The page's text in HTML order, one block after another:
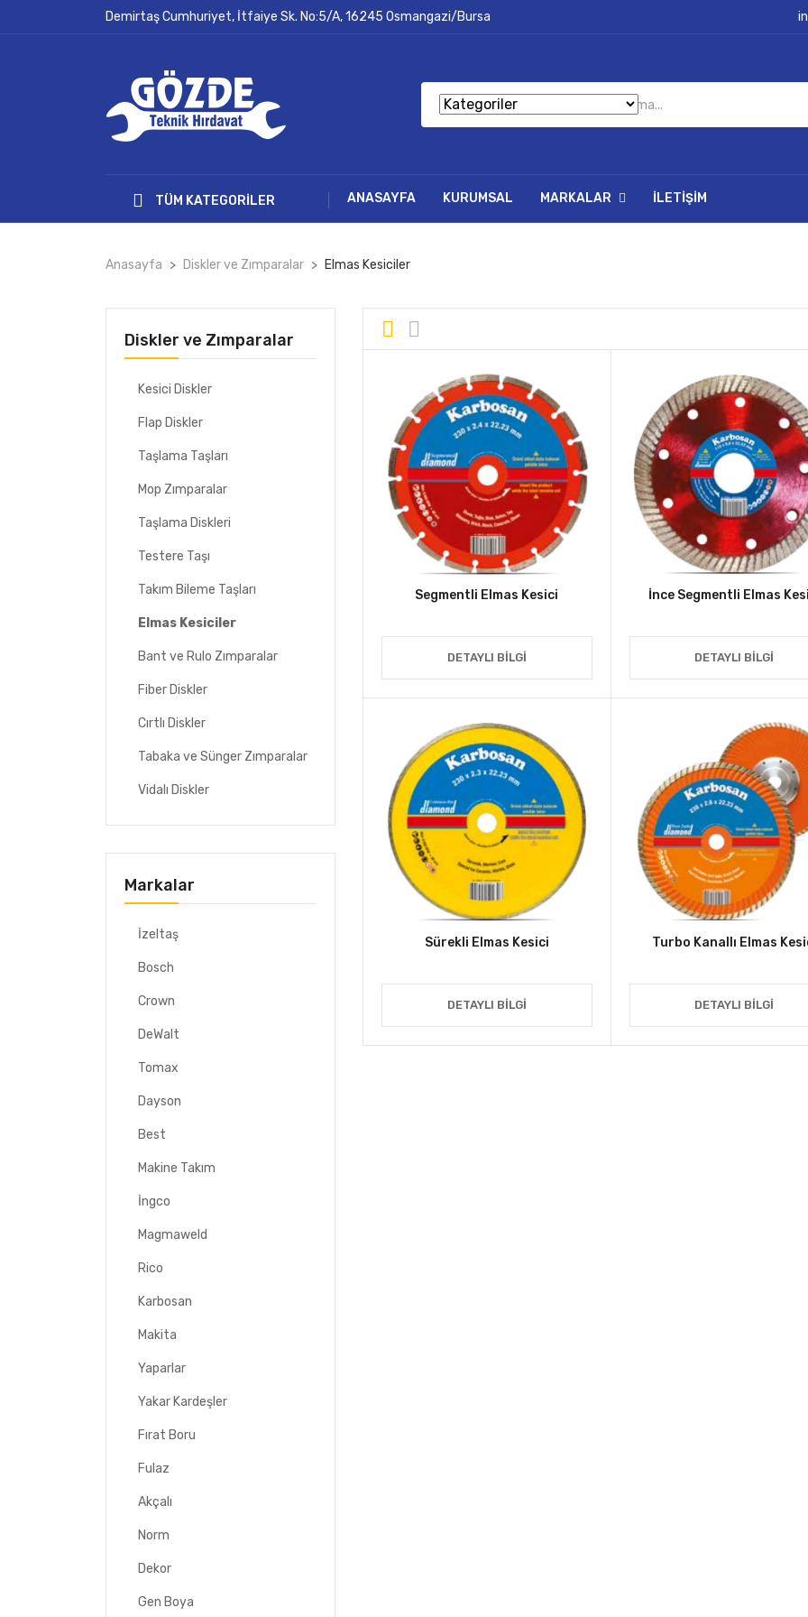
Demirtaş Cumhuriyet, İtfaiye Sk. No:5/A, 16245 Osmangazi/Bursa
TÜM KATEGORILER ANASAYFA KURUMSAL MARKALAR İLETIŞIM
Anasayfa Diskler ve Zımparalar Elmas Kesiciler
Diskler ve Zımparalar
Kesici Diskler
Flap Diskler
Taşlama Taşları
Mop Zımparalar
Taşlama Diskleri
Testere Taşı
Takım Bileme Taşları
Elmas Kesiciler
Bant ve Rulo Zımparalar
Fiber Diskler
Cırtlı Diskler
Tabaka ve Sünger Zımparalar
Vidalı Diskler
Markalar
İzeltaş
Bosch
Crown
DeWalt
Tomax
Dayson
Best
Makine Takım
İngco
Magmaweld
Rico
Karbosan
Makita
Yaparlar
Yakar Kardeşler
Fırat Boru
Fulaz
Akçalı
Norm
Dekor
Gen Boya
Segmentli Elmas Kesici
DETAYLI BILGI
İnce Segmentli Elmas
DETAYLI BILGI
Sürekli Elmas Kesici
DETAYLI BILGI
Turbo Kanallı Elmas
DETAYLI BILGI